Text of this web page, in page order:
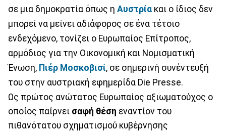
σε μια δημοκρατία όπως η Αυστρία και ο ίδιος δεν
μπορεί να μείνει αδιάφορος σε ένα τέτοιο
ενδεχόμενο, τονίζει ο Ευρωπαίος Επίτροπος,
αρμόδιος για την Οικονομική και Νομισματική
Ένωση, Πιέρ Μοσκοβισί, σε σημερινή συνέντευξή
του στην αυστριακή εφημερίδα Die Presse.
Ως πρώτος ανώτατος Ευρωπαίος αξιωματούχος ο
οποίος παίρνει σαφή θέση εναντίον του
πιθανότατου σχηματισμού κυβέρνησης